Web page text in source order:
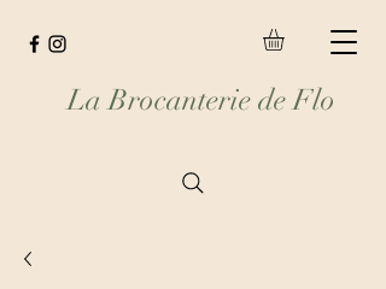
La Brocanterie de Flo